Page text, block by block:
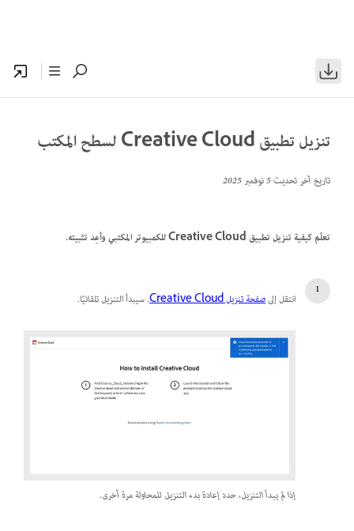
تنزيل تطبيق Creative Cloud لسطح المكتب
تاريخ آخر تحديث5 نوفمبر 2025
تعلّم كيفية تنزيل تطبيق Creative Cloud للكمبيوتر المكتبي وأعِد تثبيته.
انتقل إلىصفحة تنزيل Creative Cloud . سيبدأ التنزيل تلقائيًا.
إذا لم يبدأ التنزيل، حدد إعادة بدء التنزيل للمحاولة مرة أخرى.